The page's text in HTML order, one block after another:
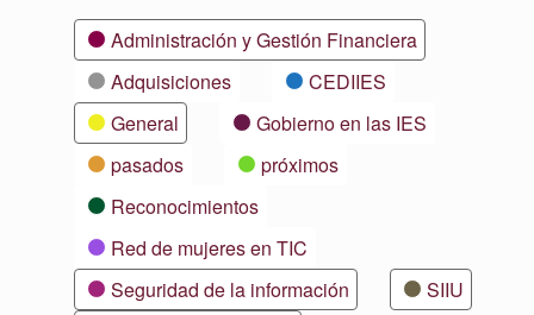
CategoríasAdministración y Gestión Financiera
Adquisiciones
CEDIIES
General
Gobierno en las IES
pasados
próximos
Reconocimientos
Red de mujeres en TIC
Seguridad de la información
SIIU